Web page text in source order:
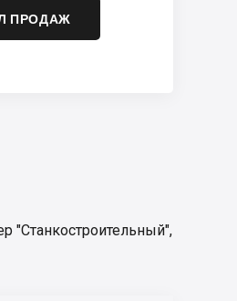
ПРОДАЖ
"Станкостроительный",